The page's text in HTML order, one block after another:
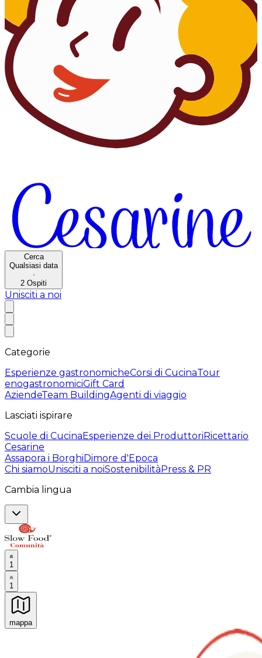
Cerca
Qualsiasi data
·
2 Ospiti
Unisciti a noi
Categorie
Esperienze gastronomicheCorsi di CucinaTour
enogastronomiciGift Card
AziendeTeam BuildingAgenti di viaggio
Lasciati ispirare
Scuole di CucinaEsperienze dei ProduttoriRicettario
Cesarine
Assapora i BorghiDimore d'Epoca
Chi siamoUnisciti a noiSostenibilitàPress & PR
Cambia lingua
1
1
mappa
Esperienze culinarie indimenticabili: Esperienze